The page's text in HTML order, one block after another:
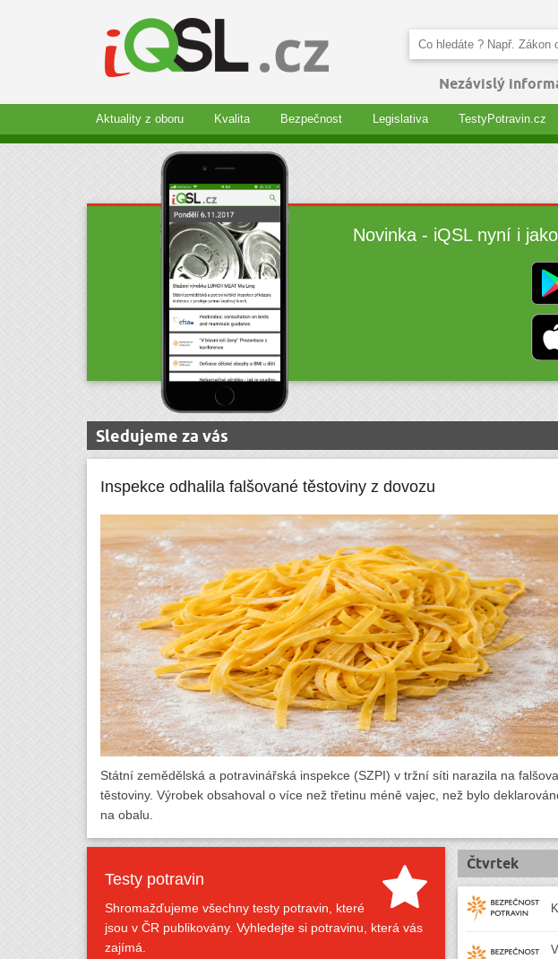
Nezávislý
Aktuality z oboru Kvalita Bezpečnost Legislativa TestyPotravin.cz
Novinka - iQSL nyní i
Sledujeme za vás
Inspekce odhalila falšované těstoviny z dovozu
Státní zemědělská a potravinářská inspekce (SZPI) v tržní síti narazila na
těstoviny. Výrobek obsahoval o více než třetinu méně vajec, než bylo
na obalu.
Testy potravin
Shromažďujeme všechny testy potravin, které
jsou v ČR publikovány. Vyhledejte si potravinu, která vás
zajímá.
Čtvrtek